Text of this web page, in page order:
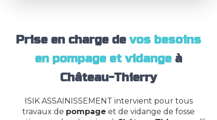
Prise en charge devos besoins
en pompage et vidangeà
Château-Thierry
ISIK ASSAINISSEMENT intervient pour tous
travaux de pompage et de vidange de fosse